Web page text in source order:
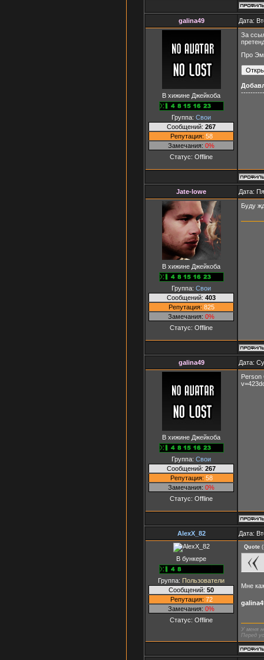
galina49 Дата:
В хижине Джейкоба
Группа: Свои
Сообщений: 267
Репутация: 58
Замечания: 0%
Статус: Offline
За
Про
Jate-lowe Дата:
В хижине Джейкоба
Группа: Свои
Сообщений: 403
Репутация: 825
Замечания: 0%
Статус: Offline
Буду
galina49 Дата:
В хижине Джейкоба
Группа: Свои
Сообщений: 267
Репутация: 58
Замечания: 0%
Статус: Offline
Person
AlexX_82 Дата:
В бункере
Группа: Пользователи
Сообщений: 50
Репутация: 72
Замечания: 0%
Статус: Offline
Quote (
Мне
У меня
Перед